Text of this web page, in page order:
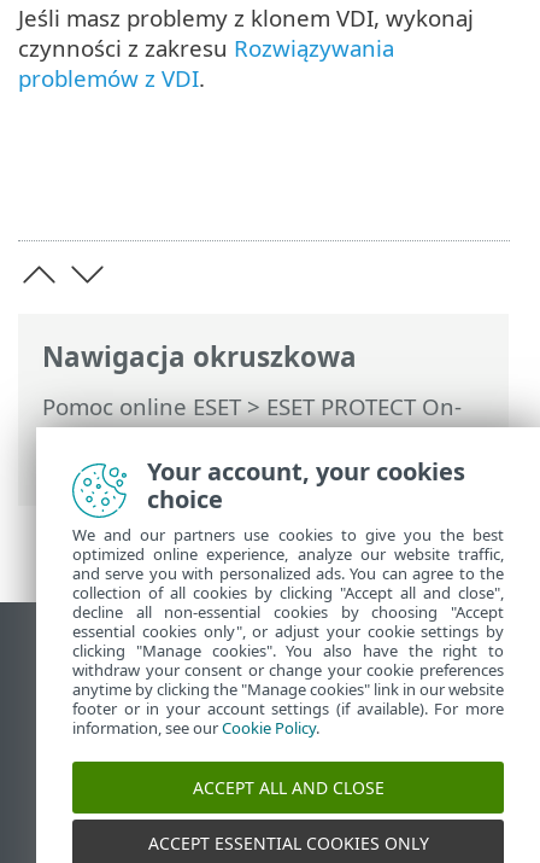
Nawigacja okruszkowa
Pomoc online ESET>ESET PROTECT On-
Prem>Pierwsze kroki> VDI, klonowanie
i wykrywanie sprzętu
Jeśli masz problemy z klonem VDI, wykonaj
czynności z zakresu Rozwiązywania
problemów z VDI.
Wyświetl witrynę internetową dla
komputerów
End of Life
Baza wiedzy ESET
Forum ESET
ESET Status Portal
Pomoc regionalna
Your account, your cookies
choice
We and our partners use cookies to give you the best
optimized online experience, analyze our website traffic,
and serve you with personalized ads. You can agree to the
collection of all cookies by clicking "Accept all and close",
decline all non-essential cookies by choosing "Accept
essential cookies only", or adjust your cookie settings by
clicking "Manage cookies". You also have the right to
withdraw your consent or change your cookie preferences
anytime by clicking the "Manage cookies" link in our website
footer or in your account settings (if available). For more
information, see ourCookie Policy.
ACCEPT ALL AND CLOSE
ACCEPT ESSENTIAL COOKIES ONLY